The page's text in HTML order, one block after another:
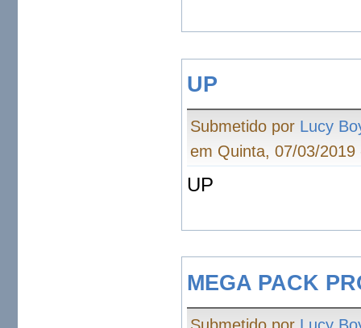
UP
Submetido por Lucy
em Quinta, 07/03/2019
UP
MEGA PACK